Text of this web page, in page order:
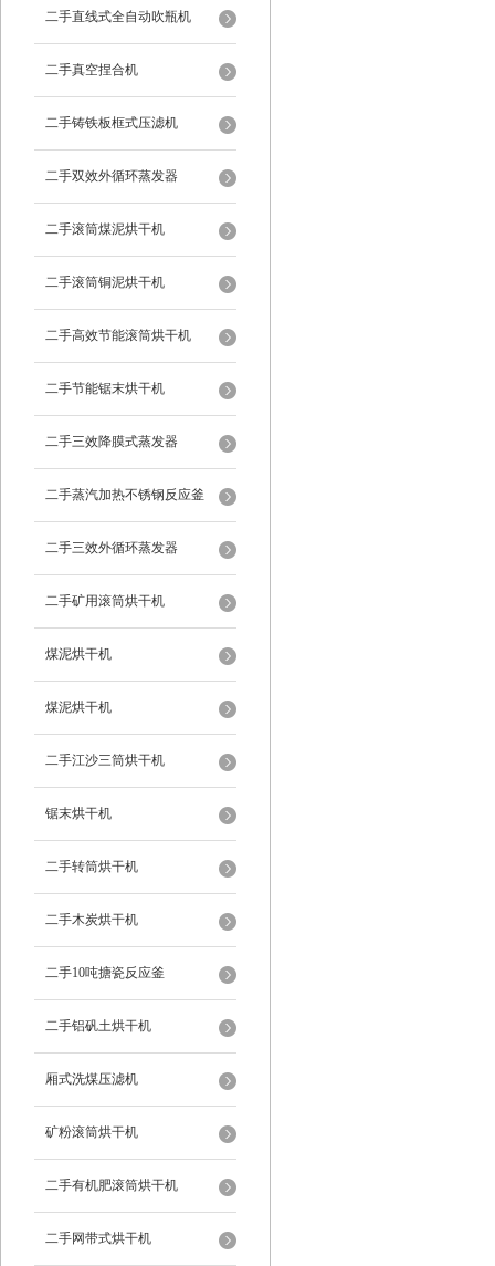
二手直线式全自动吹瓶机
二手真空捏合机
二手铸铁板框式压滤机
二手双效外循环蒸发器
二手滚筒煤泥烘干机
二手滚筒铜泥烘干机
二手高效节能滚筒烘干机
二手节能锯末烘干机
二手三效降膜式蒸发器
二手蒸汽加热不锈钢反应釜
二手三效外循环蒸发器
二手矿用滚筒烘干机
煤泥烘干机
煤泥烘干机
二手江沙三筒烘干机
锯末烘干机
二手转筒烘干机
二手木炭烘干机
二手10吨搪瓷反应釜
二手铝矾土烘干机
厢式洗煤压滤机
矿粉滚筒烘干机
二手有机肥滚筒烘干机
二手网带式烘干机